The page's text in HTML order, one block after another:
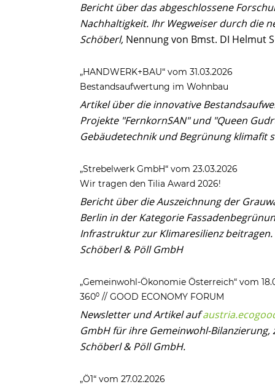
Bericht über das abgeschlossene
Nachhaltigkeit. Ihr Wegweiser durch die
Schöberl, Nennung von Bmst. DI Helmut
„HANDWERK+BAU“ vom 31.03.2026
Bestandsaufwertung im Wohnbau
Artikel über die innovative
Projekte "FernkornSAN" und "Queen
Gebäudetechnik und Begrünung klimafit
„Strebelwerk GmbH“ vom 23.03.2026
Wir tragen den Tilia Award 2026!
Bericht über die Auszeichnung der
Berlin in der Kategorie
Infrastruktur zur Klimaresilienz
Schöberl & Pöll GmbH
„Gemeinwohl-Ökonomie Österreich“ vom
360⁰ // GOOD ECONOMY FORUM
Newsletter und Artikel auf
GmbH für ihre Gemeinwohl-
Schöberl & Pöll GmbH.
„Ö1“ vom 27.02.2026